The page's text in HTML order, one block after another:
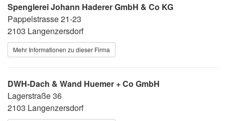
Spenglerei Johann Haderer GmbH & Co KG
Pappelstrasse 21-23
2103 Langenzersdorf
Mehr Informationen zu dieser Firma
DWH-Dach & Wand Huemer + Co GmbH
Lagerstraße 36
2103 Langenzersdorf